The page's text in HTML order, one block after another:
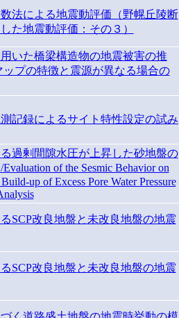
法による地震動評価（野幌丘陵断
た地震動評価：その３）
いた橋梁構造物の地震被害の推
プの特徴と震源が異なる場合の
記録によるサイト特性設定の試み
過剰間隙水圧が上昇した砂地盤の
of the Sesmic Behavior on
up of Excess Pore Water Pressure
SCP改良地盤と未改良地盤の地震
SCP改良地盤と未改良地盤の地震